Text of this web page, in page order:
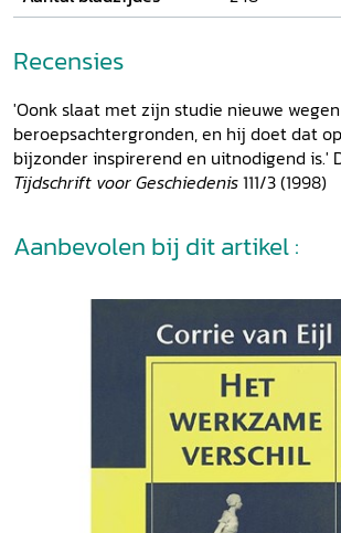
Recensies
'Oonk slaat met zijn studie nieuwe
beroepsachtergronden, en hij doet dat
bijzonder inspirerend en uitnodigend is.'
Tijdschrift voor Geschiedenis111/3 (1998)
Aanbevolen bij dit artikel :